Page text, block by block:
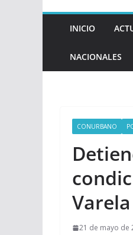
INICIO
NACIONALES
CONURBANO
Varela
21 de mayo de